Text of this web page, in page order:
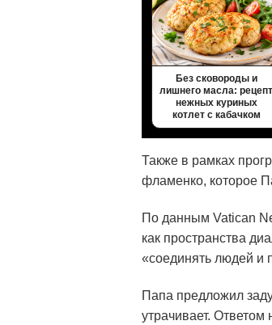
Без сковороды и
лишнего масла: рецепт
нежных куриных
котлет с кабачком
Также в рамках
фламенко, которое
По данным Vatican
как пространства
«соединять людей и
Папа предложил
утрачивает.